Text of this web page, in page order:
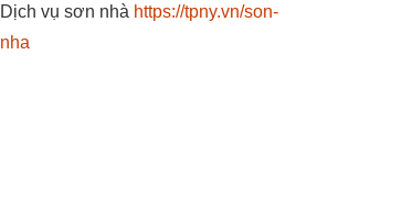
Dịch vụ sơn nhà https://tpny.vn/son-
nha